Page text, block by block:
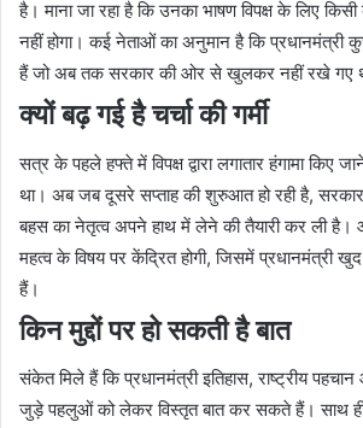
है। माना जा रहा है कि उनका भाषण विपक्ष के लिए
नहीं होगा। कई नेताओं का अनुमान है कि प्रधानमंत्री
हैं जो अब तक सरकार की ओर से खुलकर नहीं रखे गए
क्यों बढ़ गई है चर्चा की गर्मी
सत्र के पहले हफ्ते में विपक्ष द्वारा लगातार हंगामा किए
था। अब जब दूसरे सप्ताह की शुरुआत हो रही है,
बहस का नेतृत्व अपने हाथ में लेने की तैयारी कर ली है।
महत्व के विषय पर केंद्रित होगी, जिसमें प्रधानमंत्री
हैं।
किन मुद्दों पर हो सकती है बात
संकेत मिले हैं कि प्रधानमंत्री इतिहास, राष्ट्रीय
जुड़े पहलुओं को लेकर विस्तृत बात कर सकते हैं। साथ